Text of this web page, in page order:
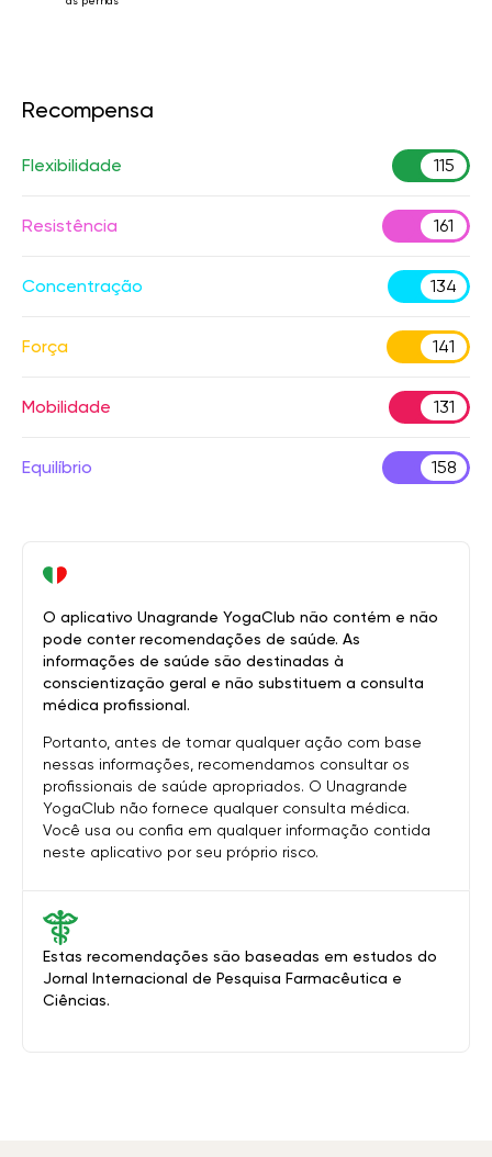
Recompensa
Flexibilidade 115
Resistência 161
Concentração 134
Força 141
Mobilidade 131
Equilíbrio 158
Estas recomendações são baseadas em estudos do
Jornal Internacional de Pesquisa Farmacêutica e
Ciências.
O aplicativo Unagrande YogaClub não contém e não
pode conter recomendações de saúde. As
informações de saúde são destinadas à
conscientização geral e não substituem a consulta
médica profissional.
Portanto, antes de tomar qualquer ação com base
nessas informações, recomendamos consultar os
profissionais de saúde apropriados. O Unagrande
YogaClub não fornece qualquer consulta médica.
Você usa ou confia em qualquer informação contida
neste aplicativo por seu próprio risco.